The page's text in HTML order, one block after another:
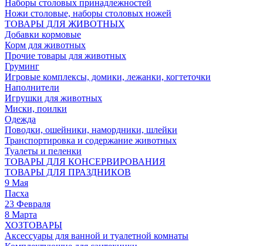
Наборы столовых принадлежностей
Ножи столовые, наборы столовых ножей
ТОВАРЫ ДЛЯ ЖИВОТНЫХ
Добавки кормовые
Корм для животных
Прочие товары для животных
Груминг
Игровые комплексы, домики, лежанки, когтеточки
Наполнители
Игрушки для животных
Миски, поилки
Одежда
Поводки, ошейники, намордники, шлейки
Транспортировка и содержание животных
Туалеты и пеленки
ТОВАРЫ ДЛЯ КОНСЕРВИРОВАНИЯ
ТОВАРЫ ДЛЯ ПРАЗДНИКОВ
9 Мая
Пасха
23 Февраля
8 Марта
ХОЗТОВАРЫ
Аксессуары для ванной и туалетной комнаты